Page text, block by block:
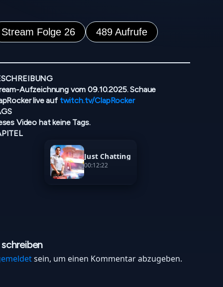
Stream Folge 26 489 Aufrufe
Aufzeichnung vom 09.10.2025. Schaue
live auf twitch.tv/ClapRocker
Video hat keine Tags.
Just Chatting
00:12:22
sein, um einen Kommentar abzugeben.